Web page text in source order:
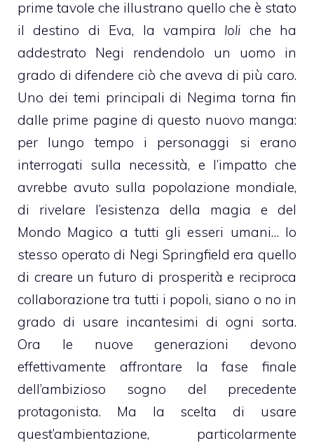
prime tavole che illustrano quello che è stato
il destino di Eva, la vampira loli che ha
addestrato Negi rendendolo un uomo in
grado di difendere ciò che aveva di più caro.
Uno dei temi principali di Negima torna fin
dalle prime pagine di questo nuovo manga:
per lungo tempo i personaggi si erano
interrogati sulla necessità, e l’impatto che
avrebbe avuto sulla popolazione mondiale,
di rivelare l’esistenza della magia e del
Mondo Magico a tutti gli esseri umani… lo
stesso operato di Negi Springfield era quello
di creare un futuro di prosperità e reciproca
collaborazione tra tutti i popoli, siano o no in
grado di usare incantesimi di ogni sorta.
Ora le nuove generazioni devono
effettivamente affrontare la fase finale
dell’ambizioso sogno del precedente
protagonista. Ma la scelta di usare
quest’ambientazione, particolarmente